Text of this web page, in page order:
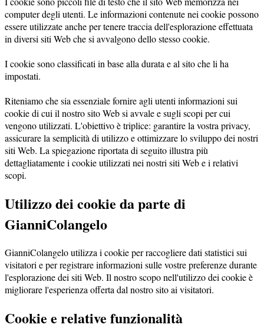
computer degli utenti. Le informazioni contenute nei cookie possono
essere utilizzate anche per tenere traccia dell'esplorazione effettuata
in diversi siti Web che si avvalgono dello stesso cookie.
I cookie sono classificati in base alla durata e al sito che li ha
impostati.
Riteniamo che sia essenziale fornire agli utenti informazioni sui
cookie di cui il nostro sito Web si avvale e sugli scopi per cui
vengono utilizzati. L'obiettivo è triplice: garantire la vostra privacy,
assicurare la semplicità di utilizzo e ottimizzare lo sviluppo dei nostri
siti Web. La spiegazione riportata di seguito illustra più
dettagliatamente i cookie utilizzati nei nostri siti Web e i relativi
scopi.
Utilizzo dei cookie da parte di
GianniColangelo
GianniColangelo utilizza i cookie per raccogliere dati statistici sui
visitatori e per registrare informazioni sulle vostre preferenze durante
l'esplorazione dei siti Web. Il nostro scopo nell'utilizzo dei cookie è
migliorare l'esperienza offerta dal nostro sito ai visitatori.
Cookie e relative funzionalità